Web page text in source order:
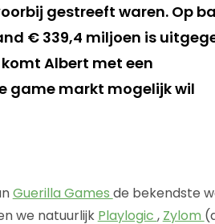
gestreeft waren. Op
€ 339,4 miljoen is
Albert met een
game markt mogelijk wil
Guerilla Games de bekendste
we natuurlijk Playlogic , Zylom